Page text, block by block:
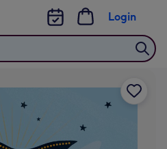
Login